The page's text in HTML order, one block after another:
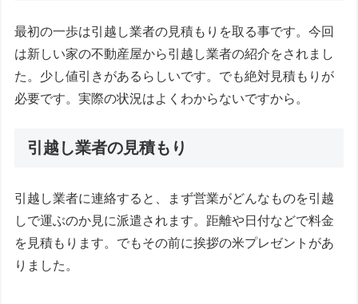
最初の一歩は引越し業者の見積もりを取る事です。今回
は新しい家の不動産屋から引越し業者の紹介をされまし
た。少し値引きがあるらしいです。でも絶対見積もりが
必要です。実際の状況はよくわからないですから。
引越し業者の見積もり
引越し業者に連絡すると、まず営業がどんなものを引越
しで運ぶのか見に派遣されます。距離や日付などで料金
を見積もります。でもその前に挨拶の米プレゼントがあ
りました。